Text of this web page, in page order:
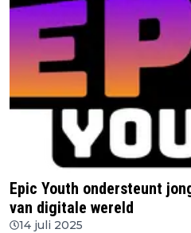
Epic Youth ondersteunt
van digitale wereld
14 juli 2025